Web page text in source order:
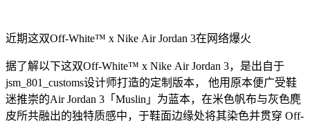
近期这双Off-White™ x Nike Air Jordan 3在网络爆火
据了解以下这双Off-White™ x Nike Air Jordan 3，是出自于
jsm_801_customs设计师打造的定制版本， 他用原本便广受鞋
迷推崇的Air Jordan 3「Muslin」为蓝本，在米色帆布与灰色麂
皮所共融出的独特质感中，于鞋面边缘处将其染色并贯穿 Off-